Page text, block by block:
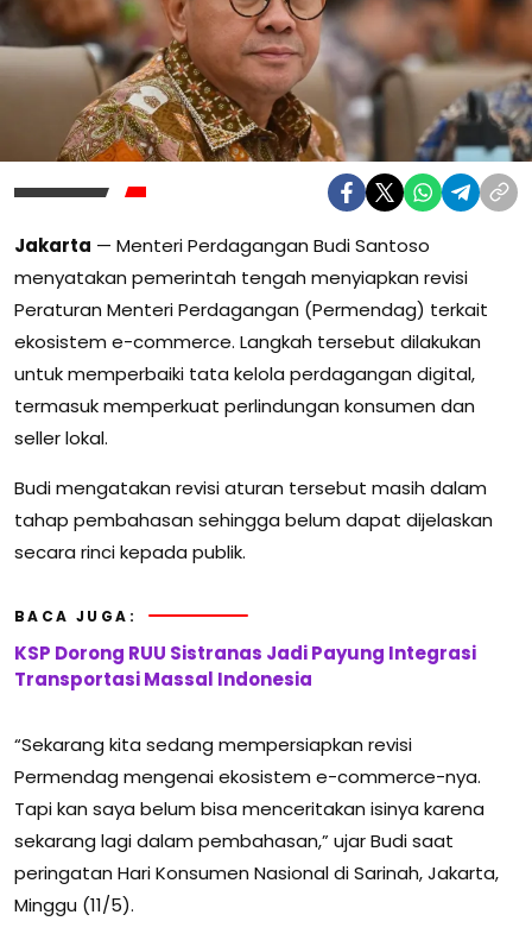
Jakarta — Menteri Perdagangan Budi Santoso
menyatakan pemerintah tengah menyiapkan revisi
Peraturan Menteri Perdagangan (Permendag) terkait
ekosistem e-commerce. Langkah tersebut dilakukan
untuk memperbaiki tata kelola perdagangan digital,
termasuk memperkuat perlindungan konsumen dan
seller lokal.
Budi mengatakan revisi aturan tersebut masih dalam
tahap pembahasan sehingga belum dapat dijelaskan
secara rinci kepada publik.
BACA JUGA:
KSP Dorong RUU Sistranas Jadi Payung Integrasi
Transportasi Massal Indonesia
“Sekarang kita sedang mempersiapkan revisi
Permendag mengenai ekosistem e-commerce-nya.
Tapi kan saya belum bisa menceritakan isinya karena
sekarang lagi dalam pembahasan,” ujar Budi saat
peringatan Hari Konsumen Nasional di Sarinah, Jakarta,
Minggu (11/5).